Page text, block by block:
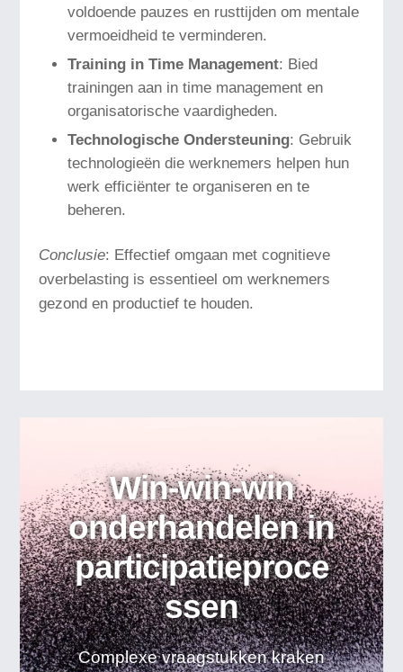
voldoende pauzes en rusttijden om mentale
vermoeidheid te verminderen.
Training in Time Management: Bied
trainingen aan in time management en
organisatorische vaardigheden.
Technologische Ondersteuning: Gebruik
technologieën die werknemers helpen hun
werk efficiënter te organiseren en te
beheren.
Conclusie: Effectief omgaan met cognitieve
overbelasting is essentieel om werknemers
gezond en productief te houden.
Win-win-win
onderhandelen in
participatieproce
ssen
Complexe vraagstukken kraken